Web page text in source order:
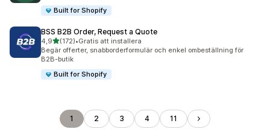
Built for Shopify
BSS B2B Order, Request a Quote
4,9av 5 stjärnor
(172)
172 recensioner totalt
•Gratis att installera
Begär offerter, snabborderformulär och enkel ombeställning för
B2B-butik
Built for Shopify
1 2 3 4 11